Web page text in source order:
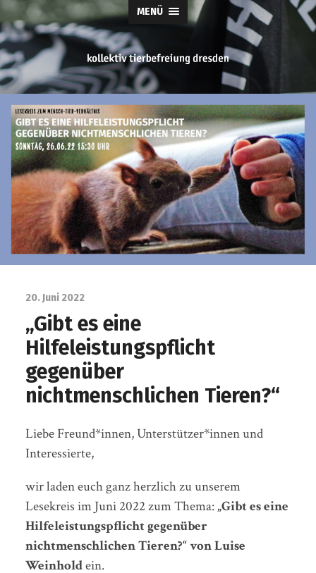
MENÜ
tierbefreiung
dresden
20. Juni 2022
„Gibt es eine
Hilfeleistungspflicht
gegenüber
nichtmenschlichen Tieren?“
Liebe Freund*innen, Unterstützer*innen und
Interessierte,
wir laden euch ganz herzlich zu unserem
Lesekreis im Juni 2022 zum Thema:„Gibt es eine
Hilfeleistungspflicht gegenüber
nichtmenschlichen Tieren?“ von Luise
Weinholdein.